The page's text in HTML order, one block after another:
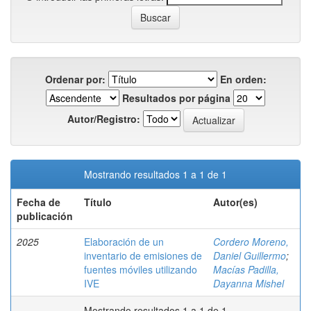
Ordenar por:
En orden:
Resultados por página
Autor/Registro:
Mostrando resultados 1 a 1 de 1
Fecha de
publicación
Título Autor(es)
2025
Elaboración de un
inventario de emisiones de
fuentes móviles utilizando
IVE
Cordero Moreno,
Daniel Guillermo;
Macías Padilla,
Dayanna Mishel